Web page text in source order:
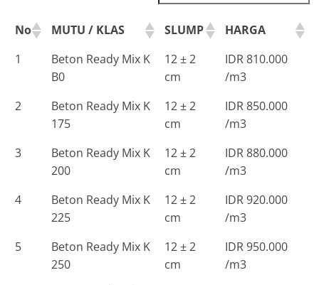
No MUTU / KLAS SLUMP
HARGA
1
Beton Ready Mix K
B0
12 ± 2
cm
IDR 810.000
/m3
2
Beton Ready Mix K
175
12 ± 2
cm
IDR 850.000
/m3
3
Beton Ready Mix K
200
12 ± 2
cm
IDR 880.000
/m3
4
Beton Ready Mix K
225
12 ± 2
cm
IDR 920.000
/m3
5
Beton Ready Mix K
250
12 ± 2
cm
IDR 950.000
/m3